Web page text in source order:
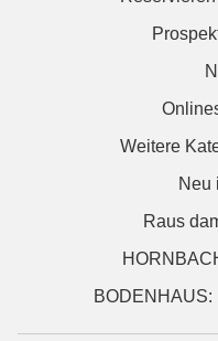
Weitere
Neu
Raus
BODENHAUS: